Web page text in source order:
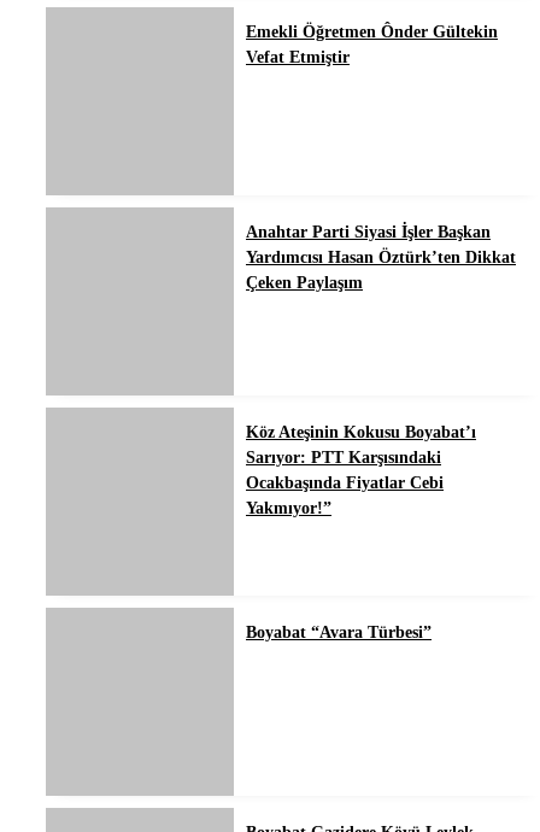
Emekli Öğretmen Ônder Gültekin
Vefat Etmiştir
Anahtar Parti Siyasi İşler Başkan
Yardımcısı Hasan Öztürk’ten Dikkat
Çeken Paylaşım
Köz Ateşinin Kokusu Boyabat’ı
Sarıyor: PTT Karşısındaki
Ocakbaşında Fiyatlar Cebi
Yakmıyor!”
Boyabat “Avara Türbesi”